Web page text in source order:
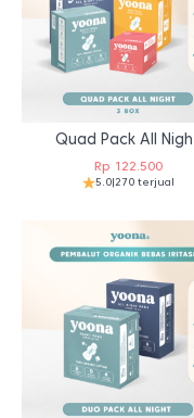
Quad Pack All
Rp122.500
5.0|270 terjual